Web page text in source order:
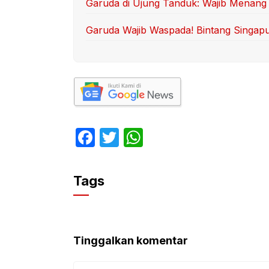
Garuda di Ujung Tanduk: Wajib
Garuda Wajib Waspada! Bintang
F
c
e
o
o
T
p
Tags
Tinggalkan komentar